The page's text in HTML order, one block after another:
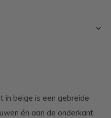
in beige is een gebreide
én aan de onderkant.